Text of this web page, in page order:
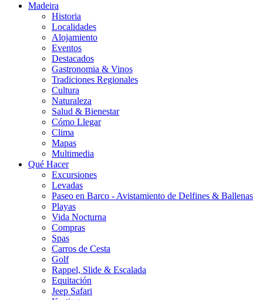
Madeira
Historia
Localidades
Alojamiento
Eventos
Destacados
Gastronomia & Vinos
Tradiciones Regionales
Cultura
Naturaleza
Salud & Bienestar
Cómo Llegar
Clima
Mapas
Multimedia
Qué Hacer
Excursiones
Levadas
Paseo en Barco - Avistamiento de Delfines & Ballenas
Playas
Vida Nocturna
Compras
Spas
Carros de Cesta
Golf
Rappel, Slide & Escalada
Equitación
Jeep Safari